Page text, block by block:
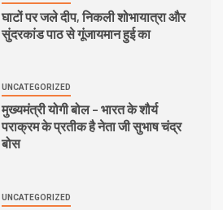
घाटों पर जले दीप, निकली शोभायात्रा और
सुंदरकांड पाठ से गूंजायमान हुई का
UNCATEGORIZED
मुख्यमंत्री योगी बोल – भारत के शौर्य
पराक्रम के प्रतीक है नेता जी सुभाष चंद्र
बोस
UNCATEGORIZED